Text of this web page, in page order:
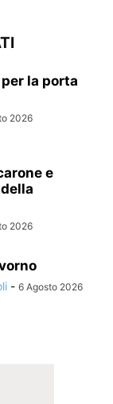
la porta
2026
e
2026
- 6 Agosto 2026